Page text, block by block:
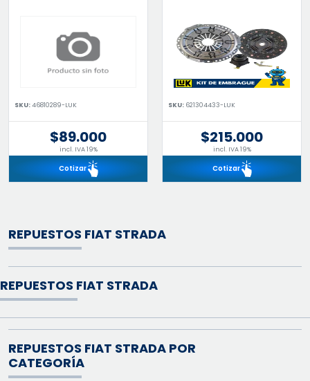
SKU:46810289-LUK
$89.000
incl. IVA 19%
Cotizar
SKU: 621304433-LUK
$215.000
incl. IVA 19%
Cotizar
REPUESTOS FIAT STRADA
REPUESTOS FIAT STRADA
REPUESTOS FIAT STRADA POR
CATEGORÍA